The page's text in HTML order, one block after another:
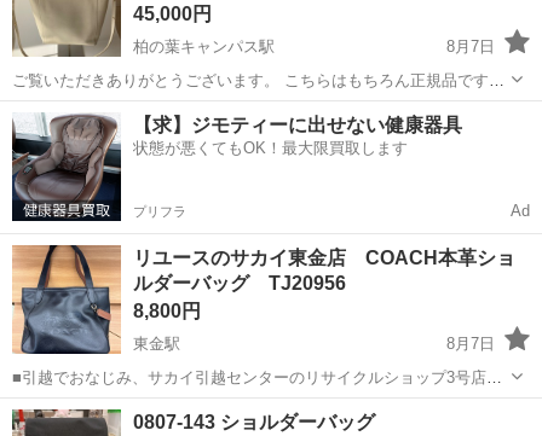
45,000円
柏の葉キャンパス駅
8月7日
ご覧いただきありがとうございます。 こちらはもちろん正規品です。
値引きは不可となります
千葉 柏市 柏の葉キャンパス駅 バッグ セリーヌ
【求】ジモティーに出せない健康器具
状態が悪くてもOK！最大限買取します
プリフラ Ad
リユースのサカイ東金店 COACH本革ショ
ルダーバッグ TJ20956
8,800円
東金駅
8月7日
■引越でおなじみ、サカイ引越センターのリサイクルショップ3号店が
オープン致しました。 リユースのサカイ東金店です！ ★住所：千葉県
東金市南上宿11-8 JR東金駅から徒歩15分です！ ただいまオープン...
千葉 東金市
0807-143 ショルダーバッグ